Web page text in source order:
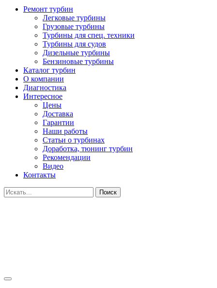
Ремонт турбин
Легковые турбины
Грузовые турбины
Турбины для спец. техники
Турбины для судов
Дизельные турбины
Бензиновые турбины
Каталог турбин
О компании
Диагностика
Интересное
Цены
Доставка
Гарантии
Наши работы
Статьи о турбинах
Доработка, тюнинг турбин
Рекомендации
Видео
Контакты
Поиск